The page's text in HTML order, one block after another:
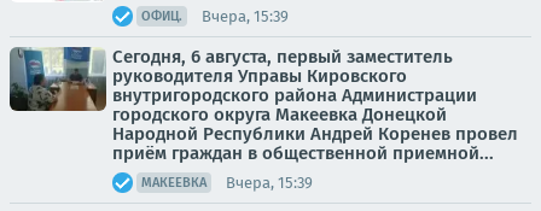
ОФИЦ. Вчера, 15:39
Сегодня, 6 августа, первый заместитель
руководителя Управы Кировского
внутригородского района Администрации
городского округа Макеевка Донецкой
Народной Республики Андрей Коренев провел
приём граждан в общественной приемной...
МАКЕЕВКА Вчера, 15:39